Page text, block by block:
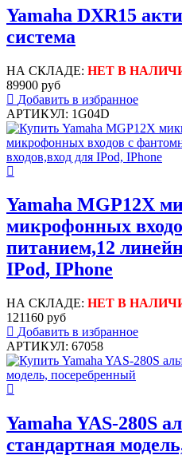
Yamaha DXR15
система
НА СКЛАДЕ: НЕТ В
89900 руб
Добавить в избранное
АРТИКУЛ: 1G04D
Yamaha MGP12X
микрофонных
питанием,12
IPod, IPhone
НА СКЛАДЕ: НЕТ В
121160 руб
Добавить в избранное
АРТИКУЛ: 67058
Yamaha YAS-280S
стандартная